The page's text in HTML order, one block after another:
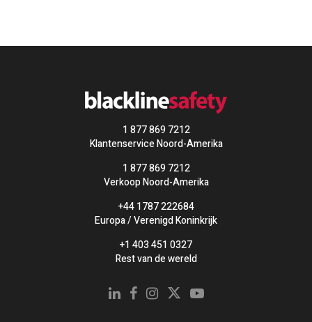
1 877 869 7212
Klantenservice Noord-Amerika
1 877 869 7212
Verkoop Noord-Amerika
+44 1787 222684
Europa / Verenigd Koninkrijk
+1 403 451 0327
Rest van de wereld